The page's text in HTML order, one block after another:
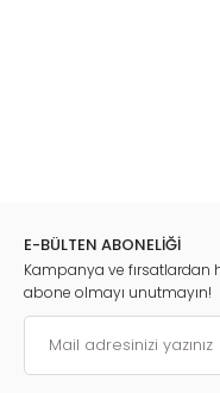
E-BÜLTEN ABONELİĞİ
Kampanya ve
abone olmayı unutmayın!